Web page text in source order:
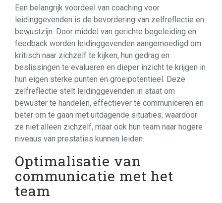
Een belangrijk voordeel van coaching voor
leidinggevenden is de bevordering van zelfreflectie en
bewustzijn. Door middel van gerichte begeleiding en
feedback worden leidinggevenden aangemoedigd om
kritisch naar zichzelf te kijken, hun gedrag en
beslissingen te evalueren en dieper inzicht te krijgen in
hun eigen sterke punten en groeipotentieel. Deze
zelfreflectie stelt leidinggevenden in staat om
bewuster te handelen, effectiever te communiceren en
beter om te gaan met uitdagende situaties, waardoor
ze niet alleen zichzelf, maar ook hun team naar hogere
niveaus van prestaties kunnen leiden.
Optimalisatie van
communicatie met het
team